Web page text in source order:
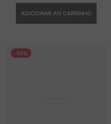
ADICIONAR AO CARRINHO
-50%